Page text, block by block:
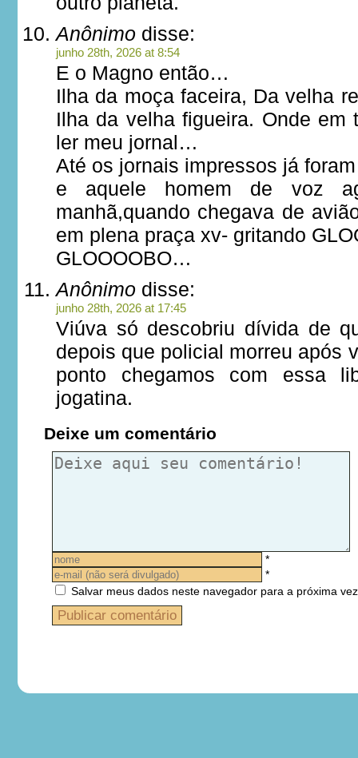
Anônimo disse:
junho 28th, 2026 at 8:54
E o Magno então…
Ilha da moça faceira, Da velha
Ilha da velha figueira. Onde em
ler meu jornal…
Até os jornais impressos já
e aquele homem de voz
manhã,quando chegava de
em plena praça xv- gritando
GLOOOOBO…
Anônimo disse:
junho 28th, 2026 at 17:45
Viúva só descobriu dívida de
depois que policial morreu após
ponto chegamos com essa
jogatina.
Deixe um comentário
*
*
Salvar meus dados neste navegador para a próxima